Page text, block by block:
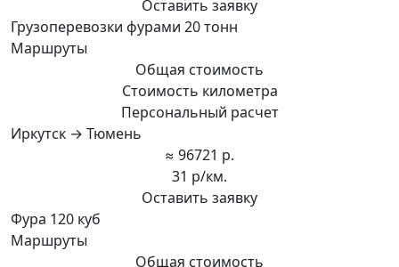
Оставить заявку
Грузоперевозки фурами 20 тонн
Маршруты
Общая стоимость
Стоимость километра
Персональный расчет
Иркутск → Тюмень
≈ 96721 р.
31 р/км.
Оставить заявку
Фура 120 куб
Маршруты
Общая стоимость